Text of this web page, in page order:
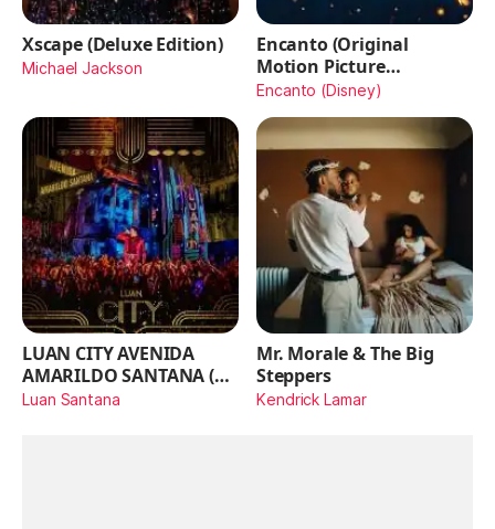
Xscape (Deluxe Edition)
Michael Jackson
Encanto (Original
Motion Picture
Soundtrack)
Encanto (Disney)
LUAN CITY AVENIDA
AMARILDO SANTANA (Ao
Vivo)
Luan Santana
Mr. Morale & The Big
Steppers
Kendrick Lamar